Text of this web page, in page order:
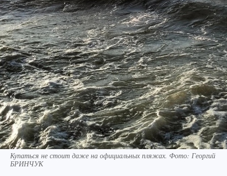
Купаться не стоит даже на официальных пляжах. Фото: Георгий
БРИНЧУК